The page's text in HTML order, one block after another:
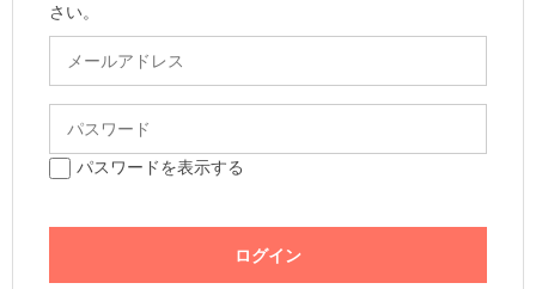
さい。
パスワードを表示する